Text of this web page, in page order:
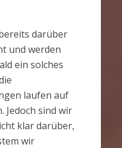
darüber
und werden
ein solches
laufen auf
Jedoch sind wir
klar darüber,
wir